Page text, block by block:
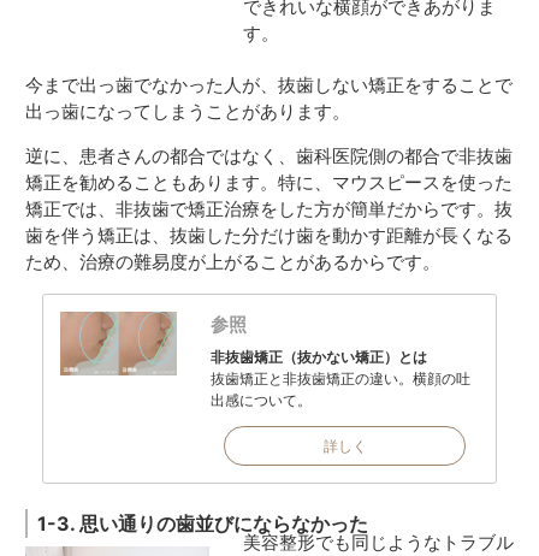
できれいな横顔ができあがりま
す。
今まで出っ歯でなかった人が、抜歯しない矯正をすることで
出っ歯になってしまうことがあります。
逆に、患者さんの都合ではなく、歯科医院側の都合で非抜歯
矯正を勧めることもあります。特に、マウスピースを使った
矯正では、非抜歯で矯正治療をした方が簡単だからです。抜
歯を伴う矯正は、抜歯した分だけ歯を動かす距離が長くなる
ため、治療の難易度が上がることがあるからです。
参照
非抜歯矯正（抜かない矯正）とは
抜歯矯正と非抜歯矯正の違い。横顔の吐
出感について。
詳しく
1-3. 思い通りの歯並びにならなかった
美容整形でも同じようなトラブル